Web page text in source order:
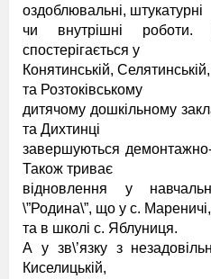
оздоблювальні, штукатурні
чи внутрішні роботи.
спостерігається у
Конятинській,
та Розтоківському
дитячому дошкільному
та Дихтинці
завершуються демонтажно-
Також триває
відновлення у
\”Родина\”, що у с. Мареничі,
та в школі с. Яблуниця.
А у зв\’язку з
Киселицькій,